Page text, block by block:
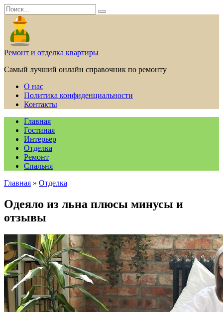
Перейти
к
содержанию
Search
for:
Ремонт и отделка квартиры
Самый лучший онлайн справочник по ремонту
О нас
Политика конфиденциальности
Контакты
Главная
Гостиная
Интерьер
Отделка
Ремонт
Спальня
Главная » Отделка
Одеяло из льна плюсы минусы и
отзывы